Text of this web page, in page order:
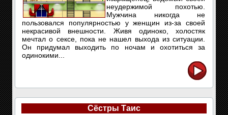
неудержимой похотью.
Мужчина никогда не
пользовался популярностью у женщин из-за своей
некрасивой внешности. Живя одиноко, холостяк
мечтал о сексе, пока не нашел выхода из ситуации.
Он придумал выходить по ночам и охотиться за
одинокими...
Сёстры Таис